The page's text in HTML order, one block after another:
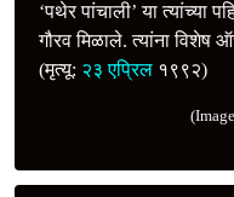
‘पथेर पांचाली’ या त्यांच्या
गौरव मिळाले. त्यांना विशेष
(मृत्यू: २३ एप्रिल १९९२)